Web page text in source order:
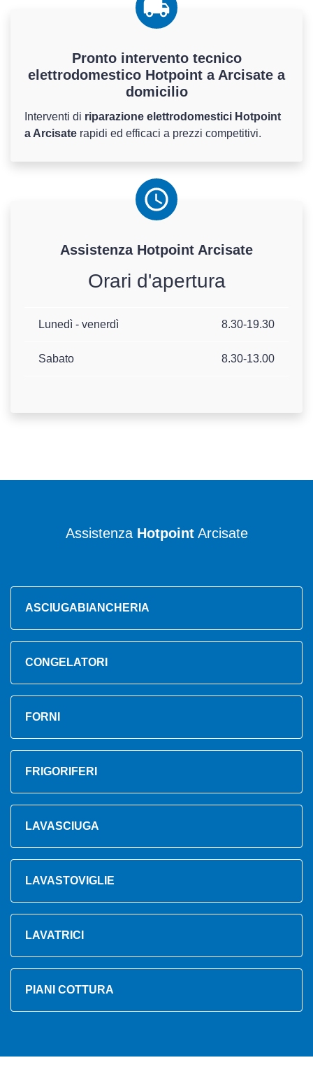
Pronto intervento tecnico
elettrodomestico Hotpoint a Arcisate a
domicilio
Interventi di riparazione elettrodomestici Hotpoint
a Arcisate rapidi ed efficaci a prezzi competitivi.
Assistenza Hotpoint Arcisate
Orari d'apertura
Lunedì - venerdì 8.30-19.30
Sabato 8.30-13.00
Assistenza HotpointArcisate
ASCIUGABIANCHERIA
CONGELATORI
FORNI
FRIGORIFERI
LAVASCIUGA
LAVASTOVIGLIE
LAVATRICI
PIANI COTTURA